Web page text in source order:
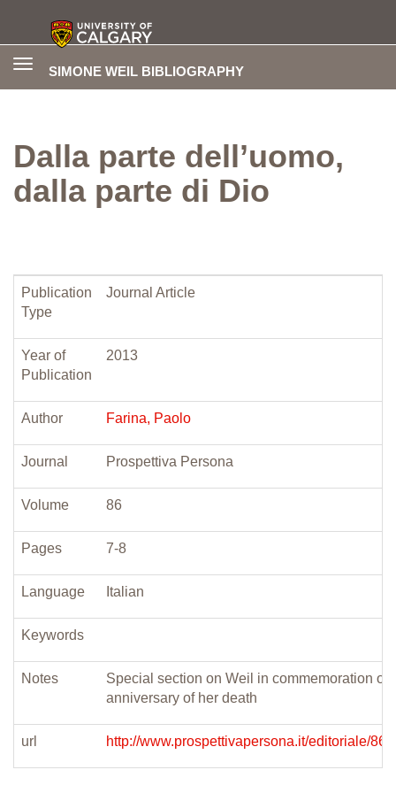
SIMONE WEIL BIBLIOGRAPHY
Toggle
Dalla parte dell’uomo,
dalla parte di Dio
Publication
Type
Journal Article
Year of
Publication
2013
Author Farina, Paolo
Journal Prospettiva Persona
Volume 86
Pages 7-8
Language Italian
Keywords
Notes
Special section on Weil in commemoration of
anniversary of her death
url http://www.prospettivapersona.it/editoriale/